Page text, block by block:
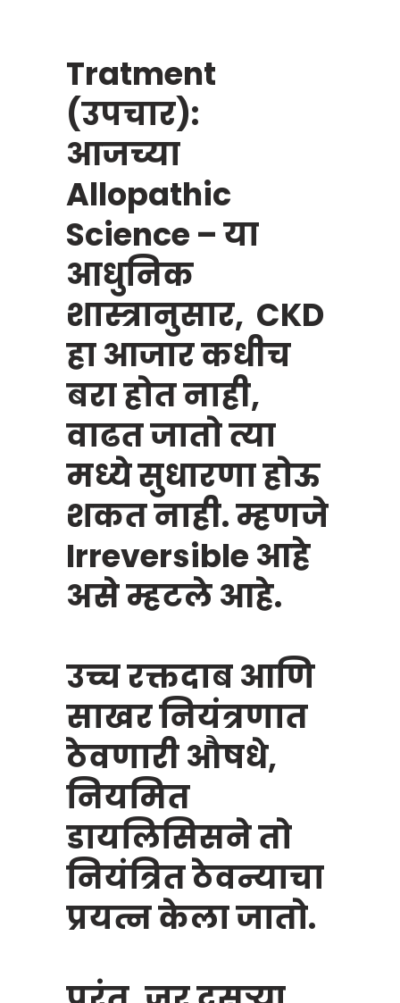
Tratment
(उपचार):
आजच्या
Allopathic
Science – या
आधुनिक
शास्त्रानुसार, CKD
हा आजार कधीच
बरा होत नाही,
वाढत जातो त्या
मध्ये सुधारणा होऊ
शकत नाही. म्हणजे
Irreversible आहे
असे म्हटले आहे.
उच्च रक्तदाब आणि
साखर नियंत्रणात
ठेवणारी औषधे,
नियमित
डायलिसिसने तो
नियंत्रित ठेवन्याचा
प्रयत्न केला जातो.